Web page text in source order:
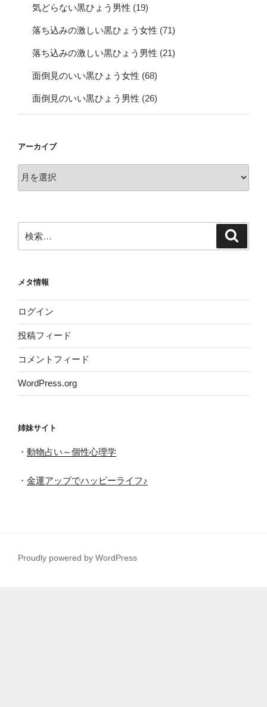
気どらない黒ひょう男性 (19)
落ち込みの激しい黒ひょう女性 (71)
落ち込みの激しい黒ひょう男性 (21)
面倒見のいい黒ひょう女性 (68)
面倒見のいい黒ひょう男性 (26)
アーカイブ
ー
索:
メタ情報
ログイン
投稿フィード
コメントフィード
WordPress.org
姉妹サイト
・ 動物占い～個性心理学
・ 金運アップでハッピーライフ♪
Proudly powered by WordPress